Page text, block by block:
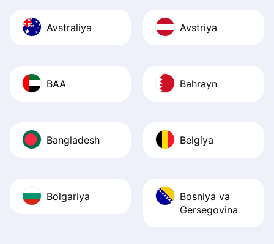
Avstraliya Avstriya
BAA Bahrayn
Bangladesh Belgiya
Bolgariya
Bosniya va
Gersegovina